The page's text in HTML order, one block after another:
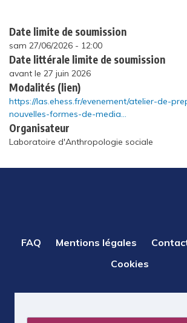
Date limite de soumission
sam 27/06/2026 - 12:00
Date littérale limite de soumission
avant le 27 juin 2026
Modalités (lien)
https://las.ehess.fr/evenement/atelier-de-
nouvelles-formes-de-media…
Organisateur
Laboratoire d'Anthropologie sociale
PIED
FAQ Mentions légales
Cookies